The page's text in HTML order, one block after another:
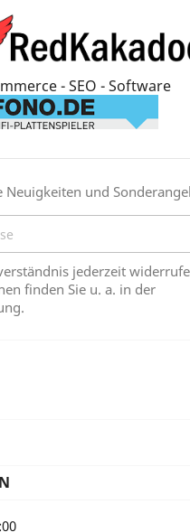
- SEO - Software
Neuigkeiten und
jederzeit
finden Sie u. a. in der